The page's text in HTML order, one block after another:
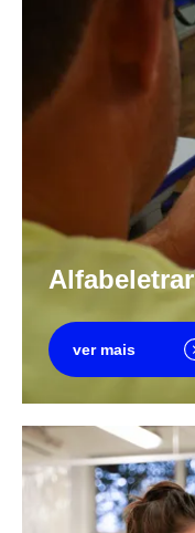
Alfabeletrar
ver mais